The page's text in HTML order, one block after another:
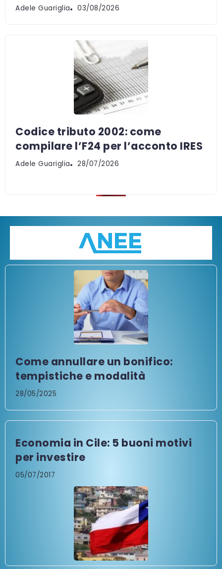
Adele Guariglia 03/08/2026
Codice tributo 2002: come
compilare l’F24 per l’acconto IRES
Adele Guariglia 28/07/2026
Come annullare un bonifico:
tempistiche e modalità
28/05/2025
Economia in Cile: 5 buoni motivi
per investire
05/07/2017